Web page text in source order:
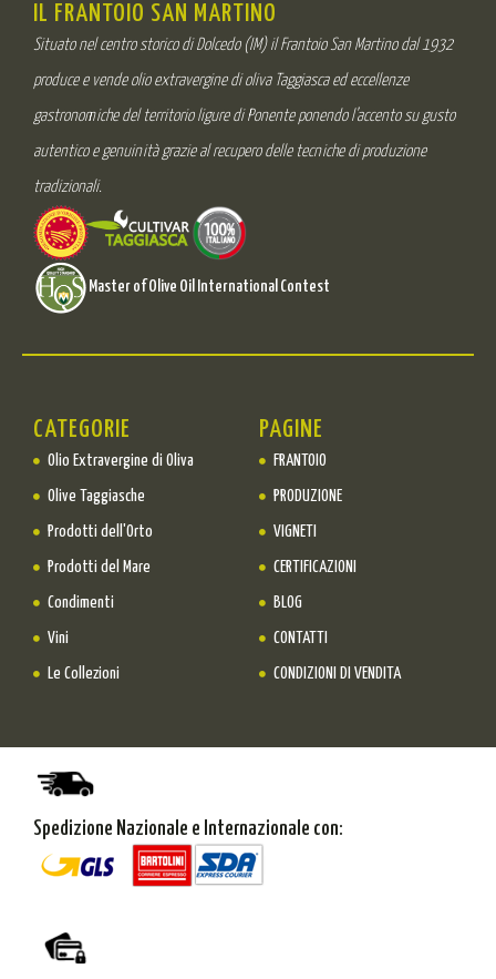
IL FRANTOIO SAN MARTINO
Situato nel centro storico di Dolcedo (IM) il Frantoio San Martino dal 1932
produce e vende olio extravergine di oliva Taggiasca ed eccellenze
gastronomiche del territorio ligure di Ponente ponendo l’accento su gusto
autentico e genuinità grazie al recupero delle tecniche di produzione
tradizionali.
Master of Olive Oil International Contest
CATEGORIE
Olio Extravergine di Oliva
Olive Taggiasche
Prodotti dell'Orto
Prodotti del Mare
Condimenti
Vini
Le Collezioni
PAGINE
FRANTOIO
PRODUZIONE
VIGNETI
CERTIFICAZIONI
BLOG
CONTATTI
CONDIZIONI DI VENDITA
Spedizione Nazionale e Internazionale con: